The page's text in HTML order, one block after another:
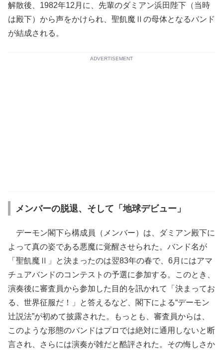
解散後、1982年12月に、先輩のダミアン浜田陛下（当時
は殿下）から声をかけられ、聖飢魔Ⅱの母体となるバンド
が結成される。
ADVERTISEMENT
メンバーの脱退、そして「地球デビュー」
デーモン閣下ら構成員（メンバー）は、ダミアン殿下に
よって真の姿である悪魔に覚醒させられた。バンド名が
「聖飢魔Ⅱ」と決まったのは翌83年の春で、6月にはアマ
チュアバンドのコンテストの予選に参加する。このとき、
演奏後に審査員から参加した目的を訊かれて「決まってお
る、世界征服だ！」と答えるなど、閣下による“デーモン
辻説法”が初めて披露された。もっとも、審査員からは、
このような形態のバンドはプロでは絶対に通用しないと断
言され、さらには演奏が雑だと酷評された。その悔しさか